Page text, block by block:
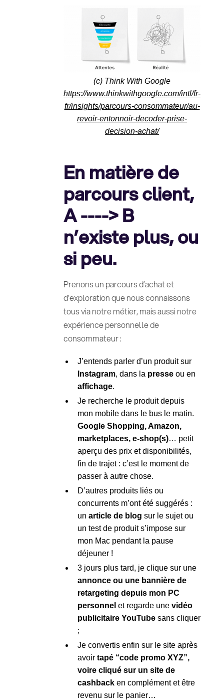
(c) Think With Google
https://www.thinkwithgoogle.com/intl/fr-
fr/insights/parcours-consommateur/au-
revoir-entonnoir-decoder-prise-
decision-achat/
En matière de
parcours client,
A ----> B
n’existe plus, ou
si peu.
Prenons un parcours d’achat et
d’exploration que nous connaissons
tous via notre métier, mais aussi notre
expérience personnelle de
consommateur :
J’entends parler d’un produit sur
Instagram, dans la presse ou en
affichage.
Je recherche le produit depuis
mon mobile dans le bus le matin.
Google Shopping, Amazon,
marketplaces, e-shop(s)… petit
aperçu des prix et disponibilités,
fin de trajet : c’est le moment de
passer à autre chose.
D’autres produits liés ou
concurrents m’ont été suggérés :
un article de blog sur le sujet ou
un test de produit s’impose sur
mon Mac pendant la pause
déjeuner !
3 jours plus tard, je clique sur une
annonce ou une bannière de
retargeting depuis mon PC
personnel et regarde une vidéo
publicitaire YouTube sans cliquer
;
Je convertis enfin sur le site après
avoir tapé “code promo XYZ”,
voire cliqué sur un site de
cashback en complément et être
revenu sur le panier…